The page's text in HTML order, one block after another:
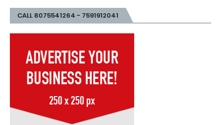
CALL 8075541264 - 7591912041